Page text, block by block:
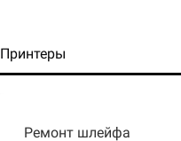
Принтеры
Ремонт шлейфа
Ремонт системы